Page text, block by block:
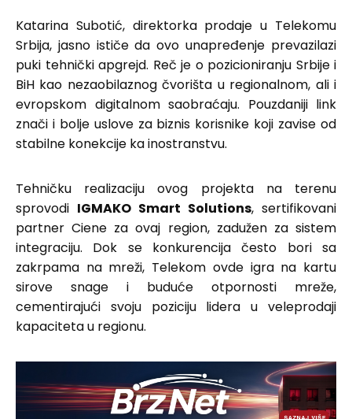
Katarina Subotić, direktorka prodaje u Telekomu
Srbija, jasno ističe da ovo unapređenje prevazilazi
puki tehnički apgrejd. Reč je o pozicioniranju Srbije i
BiH kao nezaobilaznog čvorišta u regionalnom, ali i
evropskom digitalnom saobraćaju. Pouzdaniji link
znači i bolje uslove za biznis korisnike koji zavise od
stabilne konekcije ka inostranstvu.
Tehničku realizaciju ovog projekta na terenu
sprovodi IGMAKO Smart Solutions, sertifikovani
partner Ciene za ovaj region, zadužen za sistem
integraciju. Dok se konkurencija često bori sa
zakrpama na mreži, Telekom ovde igra na kartu
sirove snage i buduće otpornosti mreže,
cementirajući svoju poziciju lidera u veleprodaji
kapaciteta u regionu.